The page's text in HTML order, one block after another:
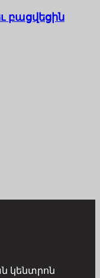
բացվեցին
կենտրոն